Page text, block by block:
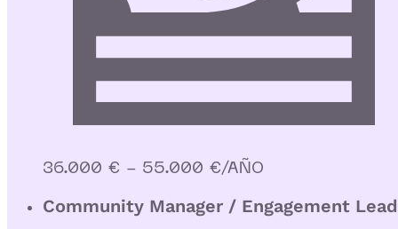
36.000 € - 55.000 €/AÑO
Community Manager / Engagement Lead